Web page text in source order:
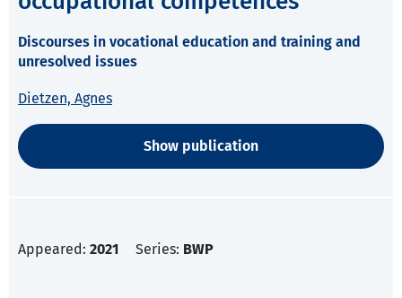
Discourses in vocational education and training and
unresolved issues
Dietzen, Agnes
Show publication
Appeared: 2021 Series: BWP